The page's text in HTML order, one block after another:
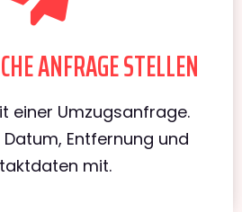
ANFRAGE STELLEN
einer Umzugsanfrage.
Datum, Entfernung und
mit.